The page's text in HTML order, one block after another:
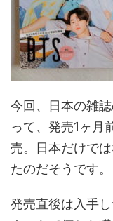
今回、日本の雑
って、発売1ヶ月
売。日本だけで
たのだそうです。
発売直後は入手